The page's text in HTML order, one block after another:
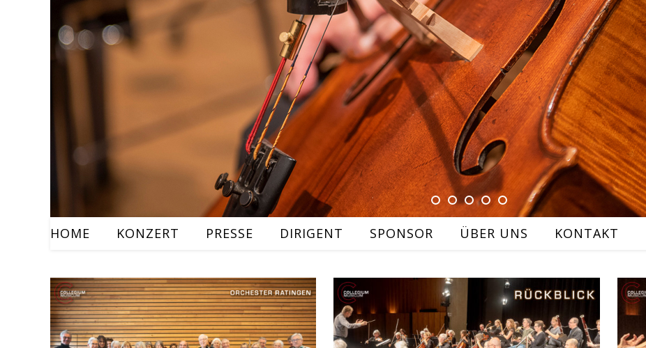
HOME KONZERT PRESSE DIRIGENT SPONSOR ÜBER UNS KONTAKT